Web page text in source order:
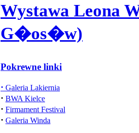
Wystawa Leona
G�os�w)
Pokrewne linki
· Galeria Lakiernia
· BWA Kielce
· Firmament Festival
· Galeria Winda